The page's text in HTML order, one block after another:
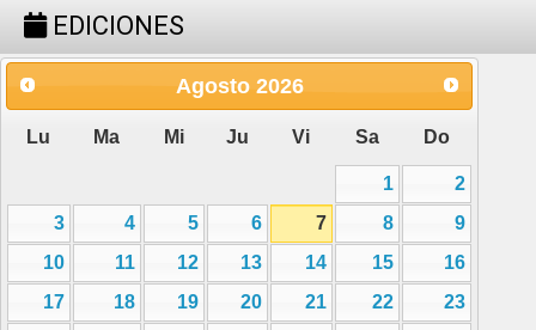
EDICIONES
Agosto 2026
Lu Ma Mi Ju Vi Sa Do
1
2
3
4 5 6 7 8
9
10
11 12 13 14 15
16
17
18 19 20 21 22
23